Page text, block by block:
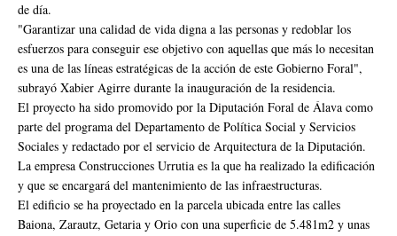
de día.
"Garantizar una calidad de vida digna a las personas y redoblar los
esfuerzos para conseguir ese objetivo con aquellas que más lo necesitan
es una de las líneas estratégicas de la acción de este Gobierno Foral",
subrayó Xabier Agirre durante la inauguración de la residencia.
El proyecto ha sido promovido por la Diputación Foral de Álava como
parte del programa del Departamento de Política Social y Servicios
Sociales y redactado por el servicio de Arquitectura de la Diputación.
La empresa Construcciones Urrutia es la que ha realizado la edificación
y que se encargará del mantenimiento de las infraestructuras.
El edificio se ha proyectado en la parcela ubicada entre las calles
Baiona, Zarautz, Getaria y Orio con una superficie de 5.481m2 y unas